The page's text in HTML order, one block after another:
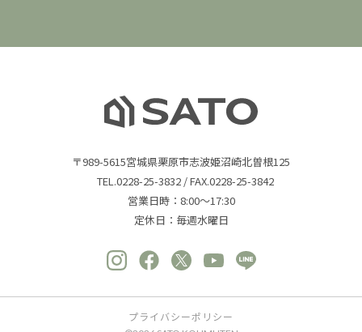
〒989-5615宮城県栗原市志波姫沼崎北曽根125
TEL.0228-25-3832/FAX.0228-25-3842
営業日時：8:00～17:30
定休日：毎週水曜日
プライバシーポリシー